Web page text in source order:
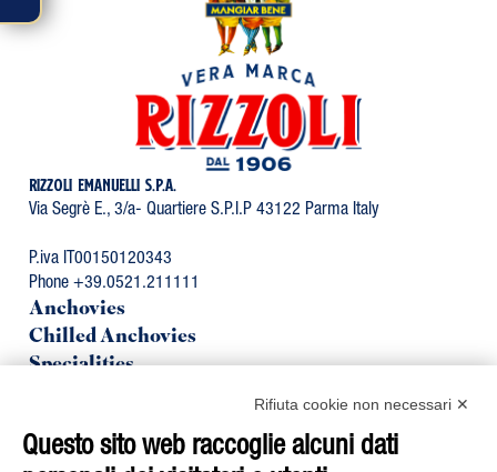
RIZZOLI EMANUELLI S.P.A.
Via Segrè E., 3/a- Quartiere S.P.I.P 43122 Parma Italy
P.iva IT00150120343
Phone +39.0521.211111
Anchovies
Chilled Anchovies
Specialities
Tuna
Rifiuta cookie non necessari ✕
Questo sito web raccoglie alcuni dati